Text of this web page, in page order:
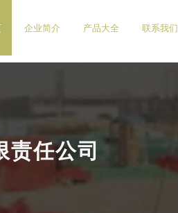
企业简介 产品大全 联系我们
责任公司